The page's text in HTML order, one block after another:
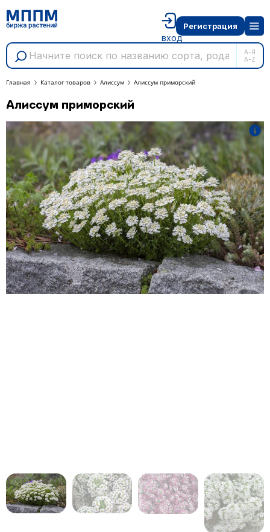
А-Я
A-Z
вход
Регистрация
Главная Каталог товаров Алиссум Алиссум приморский
Алиссум приморский